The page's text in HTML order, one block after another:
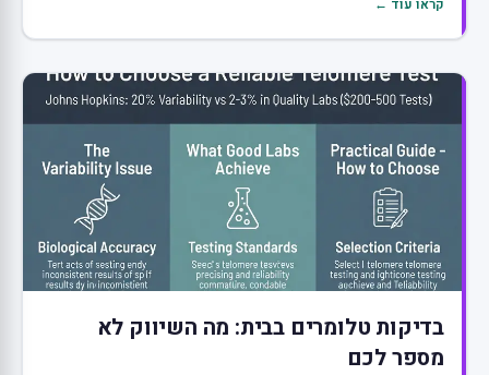
קראו עוד ←
בדיקות טלומרים בבית: מה השיווק לא
מספר לכם